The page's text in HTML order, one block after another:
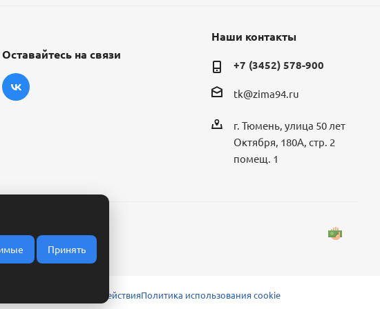
Оставайтесь на связи
Наши контакты
+7 (3452) 578-900
tk@zima94.ru
г. Тюмень, улица 50 лет
Октября, 180А, стр. 2
помещ. 1
заявки и взаимодействияПолитика использования cookie
Принять